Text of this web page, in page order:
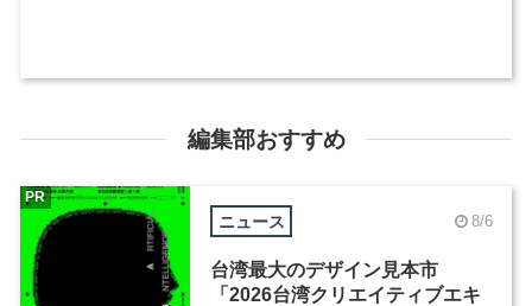
編集部おすすめ
ニュース 8/6
台湾最大のデザイン見本市
「2026台湾クリエイティブエキ
PR